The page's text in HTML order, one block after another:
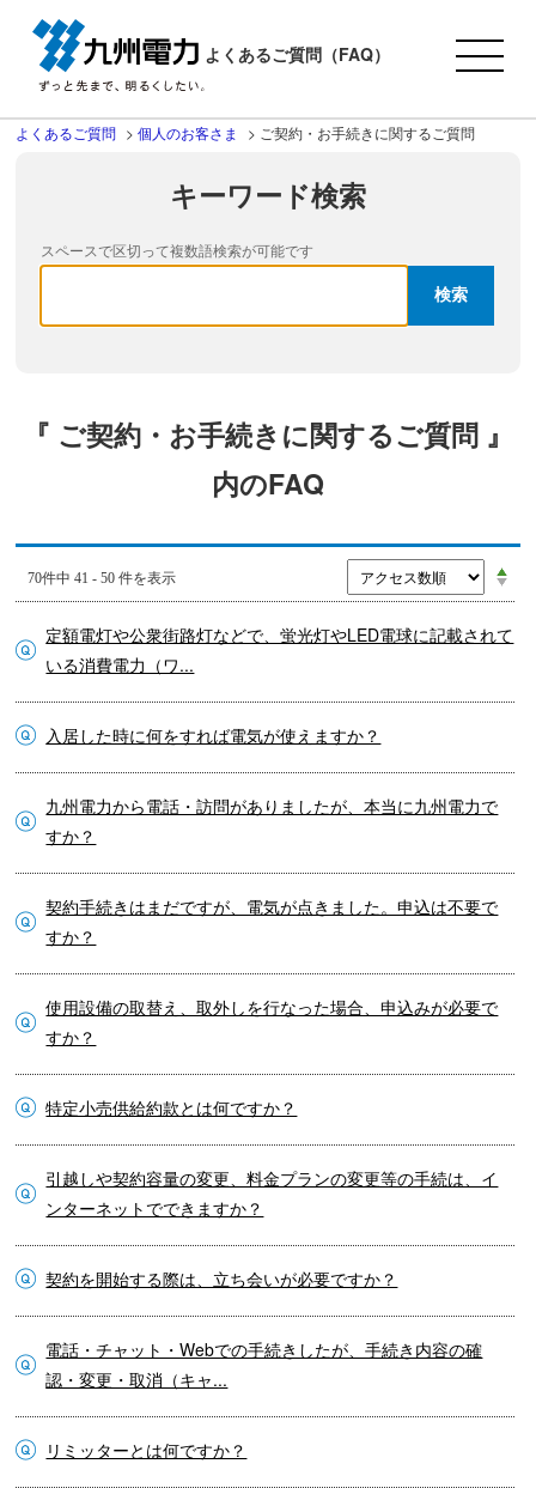
よくあるご質問（FAQ）
よくあるご質問 >個人のお客さま > ご契約・お手続きに関するご質問
キーワード検索
スペースで区切って複数語検索が可能です
『 ご契約・お手続きに関するご質問 』
内のFAQ
70件中 41 - 50 件を表示
定額電灯や公衆街路灯などで、蛍光灯やLED電球に記載されて
いる消費電力（ワ...
入居した時に何をすれば電気が使えますか？
九州電力から電話・訪問がありましたが、本当に九州電力で
すか？
契約手続きはまだですが、電気が点きました。申込は不要で
すか？
使用設備の取替え、取外しを行なった場合、申込みが必要で
すか？
特定小売供給約款とは何ですか？
引越しや契約容量の変更、料金プランの変更等の手続は、イ
ンターネットでできますか？
契約を開始する際は、立ち会いが必要ですか？
電話・チャット・Webでの手続きしたが、手続き内容の確
認・変更・取消（キャ...
リミッターとは何ですか？